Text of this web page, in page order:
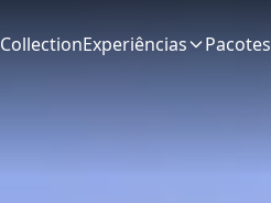
CollectionExperiências Pacotes